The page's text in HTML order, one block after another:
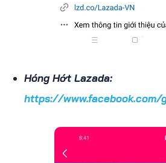
Hóng Hớt Lazada:
https://